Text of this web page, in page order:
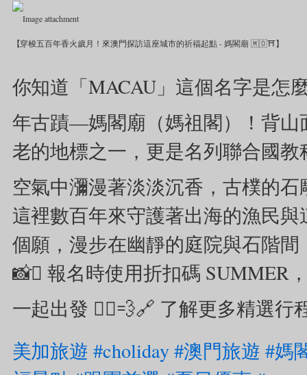
【穿梭五百年香火歲月！來澳門探訪這座城市的祈福起點 - 媽閣廟 🇲🇴⛩️】
你知道「MACAU」這個名字是怎
年古蹟—媽閣廟（媽祖閣）！背山
老的地標之一，更是名列聯合國
空氣中瀰漫著淡淡沉香，古樸的
這裡數百年來守護著出海的漁民
個願，漫步在幽靜的庭院與石階
📸🪎 報名時使用折扣碼 SUMMER
一起出發 🏃‍♂️💨🔗 了解更多精選行
美加旅遊 #choliday#澳門旅遊 #媽